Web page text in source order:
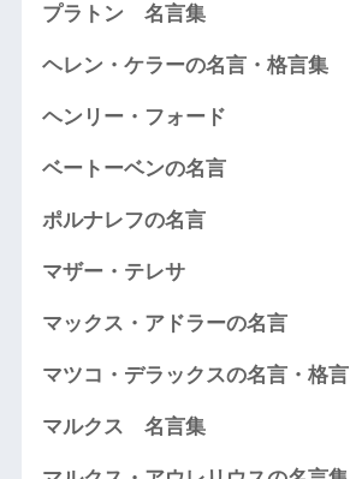
プラトン 名言集
ヘレン・ケラーの名言・格言集
ヘンリー・フォード
ベートーベンの名言
ポルナレフの名言
マザー・テレサ
マックス・アドラーの名言
マツコ・デラックスの名言・格言
マルクス 名言集